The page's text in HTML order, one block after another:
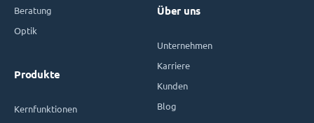
Beratung
Optik
Produkte
Kernfunktionen
Über uns
Unternehmen
Karriere
Kunden
Blog